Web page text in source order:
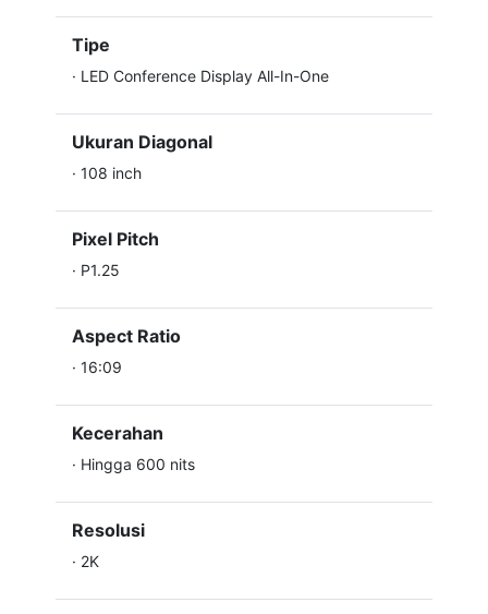
Tipe
· LED Conference Display All-In-One
Ukuran Diagonal
· 108 inch
Pixel Pitch
· P1.25
Aspect Ratio
· 16:09
Kecerahan
· Hingga 600 nits
Resolusi
· 2K